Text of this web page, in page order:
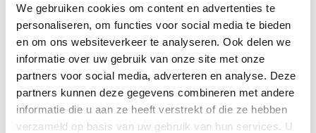
We gebruiken cookies om content en advertenties te
personaliseren, om functies voor social media te bieden
en om ons websiteverkeer te analyseren. Ook delen we
informatie over uw gebruik van onze site met onze
partners voor social media, adverteren en analyse. Deze
partners kunnen deze gegevens combineren met andere
informatie die u aan ze heeft verstrekt of die ze hebben
verzameld op basis van uw gebruik van hun services. U
begon de speler snel te blazen, waarna hij de beker hief en zei:
‘Zo draait de molen!’. Daarna moest hij proberen snel de beker
leeg te drinken en omgekeerd neer te zetten. Als dat niet lukte
voordat de wieken waren uitgedraaid moest de hele dronk
worden herhaald.